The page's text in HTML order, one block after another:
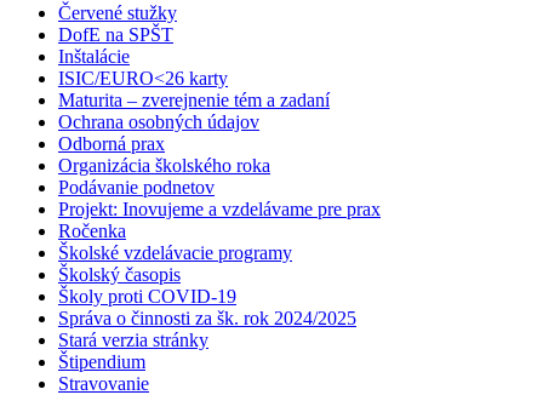
Červené stužky
DofE na SPŠT
Inštalácie
ISIC/EURO<26 karty
Maturita – zverejnenie tém a zadaní
Ochrana osobných údajov
Odborná prax
Organizácia školského roka
Podávanie podnetov
Projekt: Inovujeme a vzdelávame pre prax
Ročenka
Školské vzdelávacie programy
Školský časopis
Školy proti COVID-19
Správa o činnosti za šk. rok 2024/2025
Stará verzia stránky
Štipendium
Stravovanie